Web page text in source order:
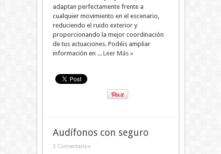
adaptan perfectamente frente a
cualquier movimiento en el escenario,
reduciendo el ruido exterior y
proporcionando la mejor coordinación
de tus actuaciones. Podéis ampliar
información en ... Leer Más »
Audífonos con seguro
2 Comentarios